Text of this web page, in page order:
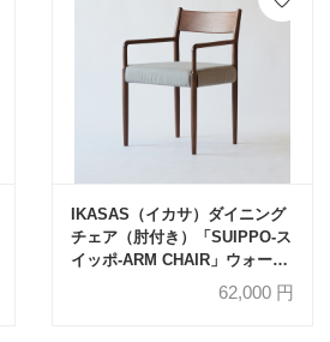
IKASAS（イカサ）ダイニング
チェア（肘付き）「SUIPPO-ス
イッポ-ARM CHAIR」ウォール
ナット材 カバー全2色62,000 円